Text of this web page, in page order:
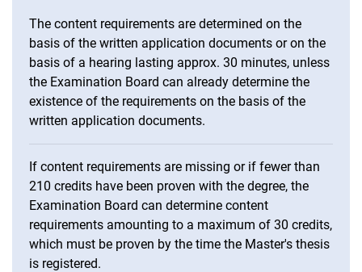
The content requirements are determined on the
basis of the written application documents or on the
basis of a hearing lasting approx. 30 minutes, unless
the Examination Board can already determine the
existence of the requirements on the basis of the
written application documents.
If content requirements are missing or if fewer than
210 credits have been proven with the degree, the
Examination Board can determine content
requirements amounting to a maximum of 30 credits,
which must be proven by the time the Master's thesis
is registered.